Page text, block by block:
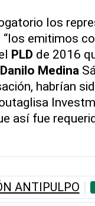
los
“los emitimos
PLD de 2016
Danilo Medina
habrían
así fue
ANTIPULPO